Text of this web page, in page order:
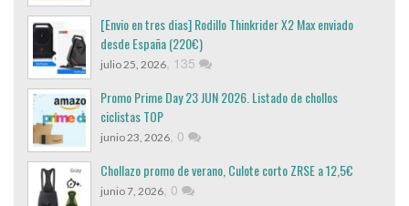
[Envio en tres dias] Rodillo Thinkrider X2 Max enviado
desde España (220€)
julio 25, 2026, 135
Promo Prime Day 23 JUN 2026. Listado de chollos
ciclistas TOP
junio 23, 2026, 0
Chollazo promo de verano, Culote corto ZRSE a 12,5€
junio 7, 2026, 0